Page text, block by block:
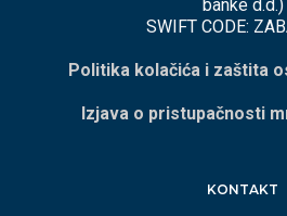
banke d.d.)
SWIFT CODE:
Politika kolačića i zaštita
Izjava o pristupačnosti
KONTAKT